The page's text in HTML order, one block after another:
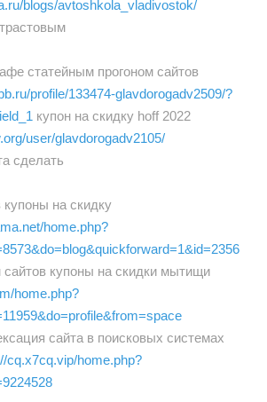
blogs/avtoshkola_vladivostok/
статейным прогоном сайтов
profile/133474-glavdorogadv2509/?
купон на скидку hoff 2022
user/glavdorogadv2105/
сделать
купоны на скидку
home.php?
сайтов купоны на скидки мытищи
home.php?
сайта в поисковых системах
cq.x7cq.vip/home.php?